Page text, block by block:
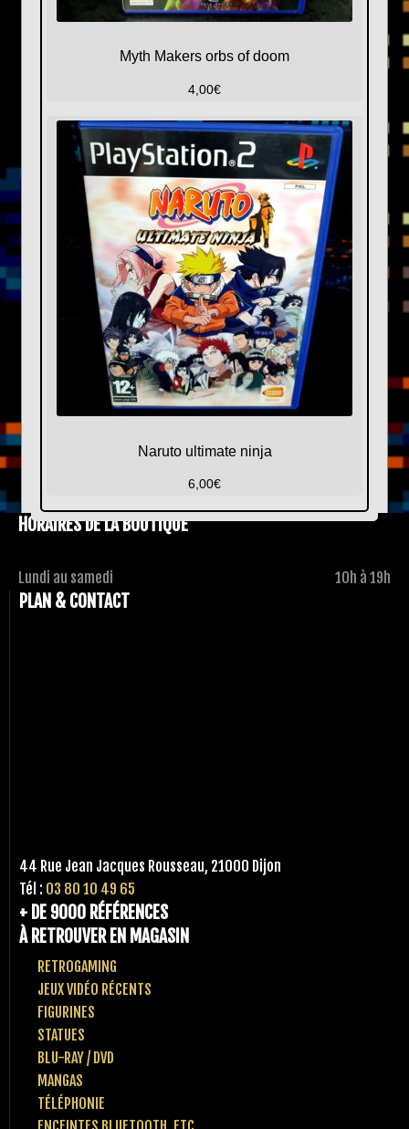
Myth Makers orbs of doom
4,00€
Naruto ultimate ninja
6,00€
HORAIRES DE LA BOUTIQUE
Lundi au samedi 10h à 19h
PLAN & CONTACT
44 Rue Jean Jacques Rousseau, 21000 Dijon
Tél : 03 80 10 49 65
+ DE 9000 RÉFÉRENCES
À RETROUVER EN MAGASIN
RETROGAMING
JEUX VIDÉO RÉCENTS
FIGURINES
STATUES
BLU-RAY / DVD
MANGAS
TÉLÉPHONIE